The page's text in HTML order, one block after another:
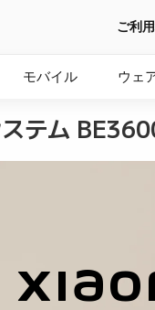
ご利
モバイル ウェ
テム